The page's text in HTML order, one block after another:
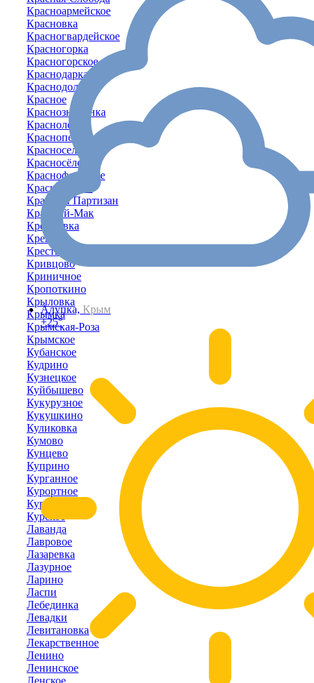
Алупка, Крым
+25°
Красноармейское
Красновка
Красногвардейское
Красногорка
Красногорское
Краснодарка
Краснодольное
Красное
Краснознаменка
Краснолесье
Красноперекопск
Красносельское
Красносёловка
Краснофлотское
Красноярское
Красный Партизан
Красный-Мак
Кремневка
Крепкое
Крестьяновка
Кривцово
Криничное
Кропоткино
Крыловка
Крымка
Крымская-Роза
Крымское
Кубанское
Кудрино
Кузнецкое
Куйбышево
Кукурузное
Кукушкино
Куликовка
Кумово
Кунцево
Куприно
Курганное
Курортное
Курпаты
Курское
Лаванда
Лавровое
Лазаревка
Лазурное
Ларино
Ласпи
Лебединка
Левадки
Левитановка
Лекарственное
Ленино
Ленинское
Ленское